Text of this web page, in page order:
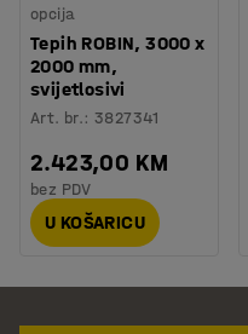
opcija
Tepih ROBIN, 3000 x
2000 mm,
svijetlosivi
Art. br.:3827341
2.423,00 KM
bez PDV
U KOŠARICU